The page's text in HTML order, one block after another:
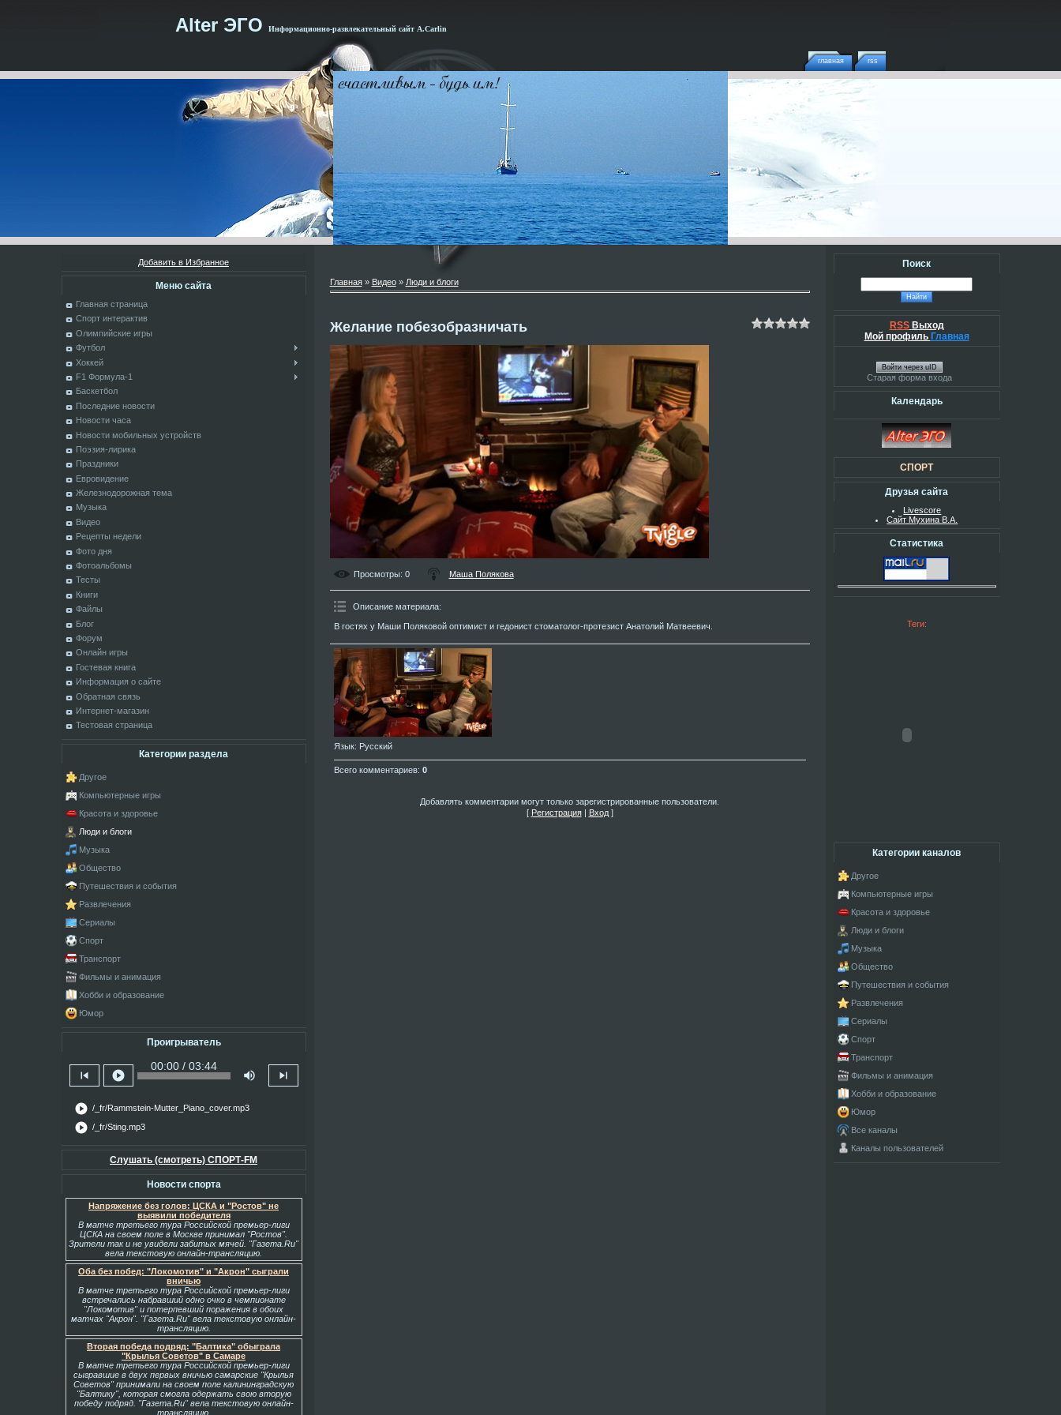
Alter ЭГО Информационно-развлекательный сайт А.Carlin
rss
главная
Добавить в Избранное
Меню сайта
Главная страница
Спорт интерактив
Олимпийские игры
Футбол
Хоккей
F1 Формула-1
Баскетбол
Последние новости
Новости часа
Новости мобильных устройств
Поэзия-лирика
Праздники
Евровидение
Железнодорожная тема
Музыка
Видео
Рецепты недели
Фото дня
Фотоальбомы
Тесты
Книги
Файлы
Блог
Форум
Онлайн игры
Гостевая книга
Информация о сайте
Обратная связь
Интернет-магазин
Тестовая страница
Категории раздела
Другое
Компьютерные игры
Красота и здоровье
Люди и блоги
Музыка
Общество
Путешествия и события
Развлечения
Сериалы
Спорт
Транспорт
Фильмы и анимация
Хобби и образование
Юмор
Проигрыватель
skip_previous play_circle
00:00 / 03:44
volume_up skip_next
play_circle /_fr/Rammstein-Mutter_Piano_cover.mp3
play_circle /_fr/Sting.mp3
Слушать (смотреть) СПОРТ-FM
Новости спорта
Напряжение без голов: ЦСКА и "Ростов" не
выявили победителя
В матче третьего тура Российской премьер-лиги
ЦСКА на своем поле в Москве принимал "Ростов".
Зрители так и не увидели забитых мячей. "Газета.Ru"
вела текстовую онлайн-трансляцию.
Оба без побед: "Локомотив" и "Акрон" сыграли
вничью
В матче третьего тура Российской премьер-лиги
встречались набравший одно очко в чемпионате
"Локомотив" и потерпевший поражения в обоих
матчах "Акрон". "Газета.Ru" вела текстовую онлайн-
трансляцию.
Вторая победа подряд: "Балтика" обыграла
"Крылья Советов" в Самаре
В матче третьего тура Российской премьер-лиги
сыгравшие в двух первых вничью самарские "Крылья
Советов" принимали на своем поле калининградскую
"Балтику", которая смогла одержать свою вторую
победу подряд. "Газета.Ru" вела текстовую онлайн-
трансляцию.
Главная» Видео» Люди и блоги
Желание побезобразничать
Просмотры: 0 Маша Полякова
Описание материала:
В гостях у Маши Поляковой оптимист и гедонист стоматолог-протезист Анатолий Матвеевич.
Язык: Русский
Всего комментариев: 0
Добавлять комментарии могут только зарегистрированные пользователи.
[ Регистрация| Вход]
Поиск
RSS Выход
Мой профиль Главная
Войти через uID
Старая форма входа
Календарь
СПОРТ
Друзья сайта
Livescore
Сайт Мухина В.А.
Статистика
Теги:
Категории каналов
Другое
Компьютерные игры
Красота и здоровье
Люди и блоги
Музыка
Общество
Путешествия и события
Развлечения
Сериалы
Спорт
Транспорт
Фильмы и анимация
Хобби и образование
Юмор
Все каналы
Каналы пользователей